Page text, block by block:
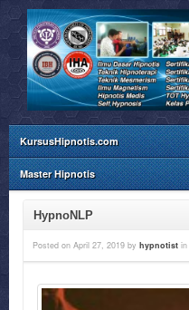
KursusHipnotis.com
Master Hipnotis
HypnoNLP
Posted on April 27, 2019 by hypnotist in